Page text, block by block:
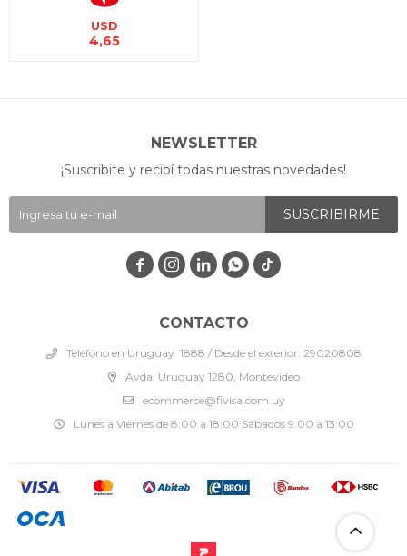
USD
4,65
CONTACTO
Teléfono en Uruguay: 1888 / Desde el exterior: 29020808
Avda. Uruguay 1280, Montevideo
ecommerce@fivisa.com.uy
Lunes a Viernes de 8:00 a 18:00 Sábados 9:00 a 13:00
NEWSLETTER
¡Suscribite y recibí todas nuestras novedades!
SUSCRIBIRME
   